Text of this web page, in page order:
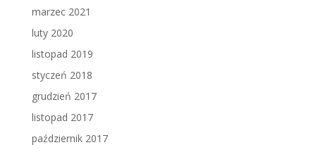
marzec 2021
luty 2020
listopad 2019
styczeń 2018
grudzień 2017
listopad 2017
październik 2017